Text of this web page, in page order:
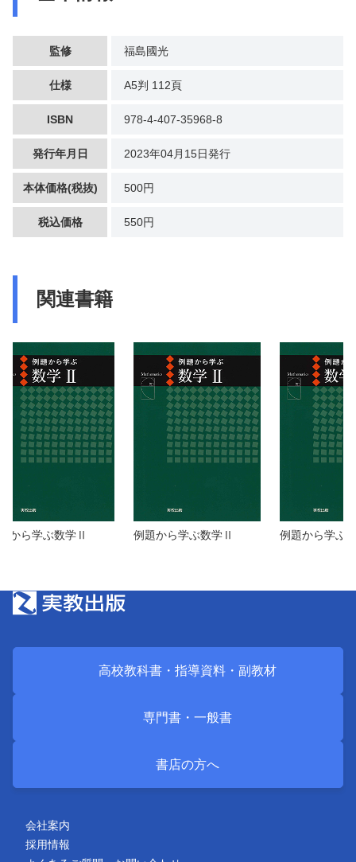
監修 福島國光
仕様 A5判 112頁
ISBN 978-4-407-35968-8
発行年月日 2023年04月15日発行
本体価格(税抜) 500円
税込価格 550円
関連書籍
から学ぶ数学Ⅱ 例題から学ぶ数学Ⅱ 例題から学ぶ
高校教科書・ 指導資料・ 副教材
専門書・ 一般書
書店の方へ
会社案内
採用情報